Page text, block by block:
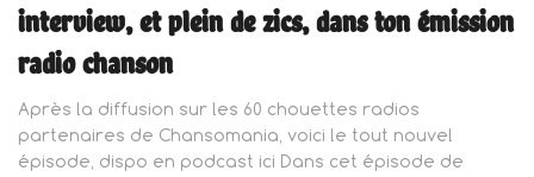
interview, et plein de zics, dans ton émission
radio chanson
Après la diffusion sur les 60 chouettes radios
partenaires de Chansomania, voici le tout nouvel
épisode, dispo en podcast ici Dans cet épisode de